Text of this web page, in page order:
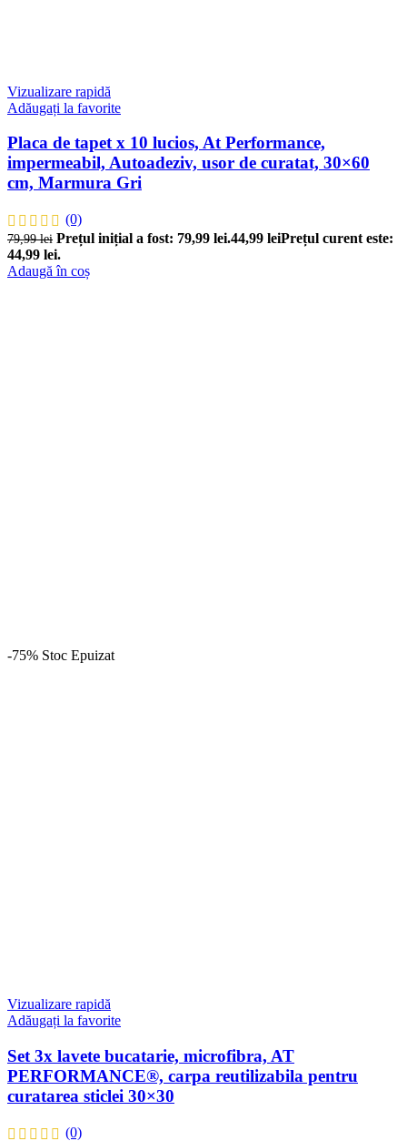
Vizualizare rapidă
Adăugați la favorite
Placa de tapet x 10 lucios, At Performance,
impermeabil, Autoadeziv, usor de curatat, 30×60
cm, Marmura Gri
(0)
79,99lei Prețul inițial a fost: 79,99 lei.44,99 leiPrețul curent este:
44,99 lei.
Adaugă în coș
-75% Stoc Epuizat
Vizualizare rapidă
Adăugați la favorite
Set 3x lavete bucatarie, microfibra, AT
PERFORMANCE®, carpa reutilizabila pentru
curatarea sticlei 30×30
(0)